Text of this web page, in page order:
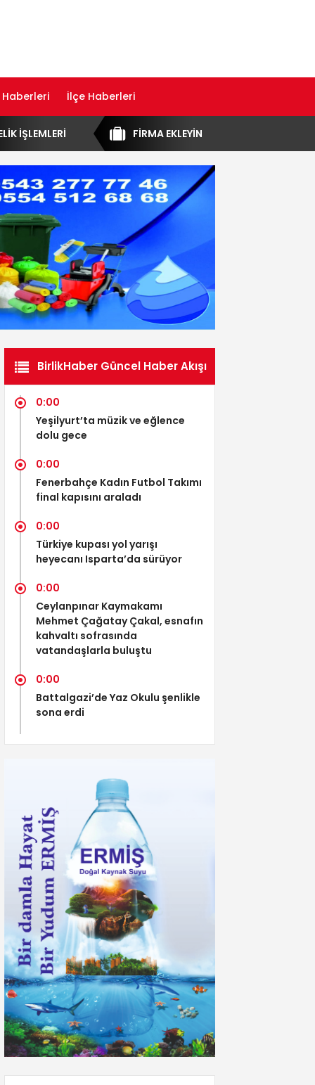
İlçe Haberleri
FİRMA EKLEYİN
İŞLEMLERİ
BirlikHaber Güncel Haber Akışı
0:00
Yeşilyurt’ta müzik ve eğlence
dolu gece
0:00
Fenerbahçe Kadın Futbol Takımı
final kapısını araladı
0:00
Türkiye kupası yol yarışı
heyecanı Isparta’da sürüyor
0:00
Ceylanpınar Kaymakamı
Mehmet Çağatay Çakal, esnafın
kahvaltı sofrasında
vatandaşlarla buluştu
0:00
Battalgazi’de Yaz Okulu şenlikle
sona erdi